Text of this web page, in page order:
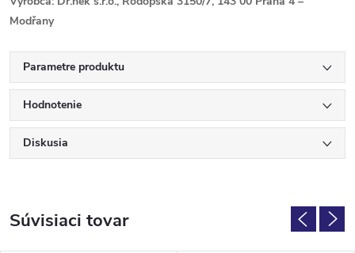
Modřany
Parametre produktu
Hodnotenie
Diskusia
Súvisiaci tovar